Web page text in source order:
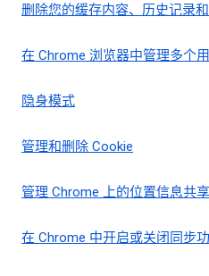
删除您的缓存内容、历史记录
在 Chrome 浏览器中管理多个
隐身模式
管理和删除 Cookie
管理 Chrome 上的位置信息共
在 Chrome 中开启或关闭同步